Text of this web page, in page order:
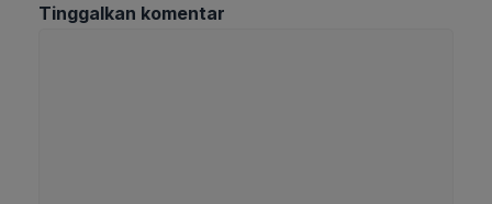
Tinggalkan komentar